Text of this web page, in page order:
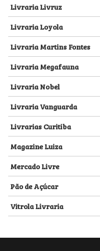
Livraria Livruz
Livraria Loyola
Livraria Martins Fontes
Livraria Megafauna
Livraria Nobel
Livraria Vanguarda
Livrarias Curitiba
Magazine Luiza
Mercado Livre
Pão de Açúcar
Vitrola Livraria